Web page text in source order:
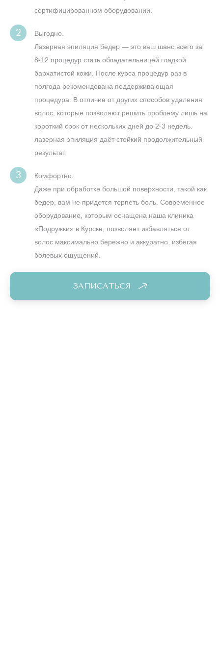
сертифицированном оборудовании.
Выгодно.
Лазерная эпиляция бедер — это ваш шанс всего за
8-12 процедур стать обладательницей гладкой
бархатистой кожи. После курса процедур раз в
полгода рекомендована поддерживающая
процедура. В отличие от других способов удаления
волос, которые позволяют решить проблему лишь на
короткий срок от нескольких дней до 2-3 недель.
лазерная эпиляция даёт стойкий продолжительный
результат.
Комфортно.
Даже при обработке большой поверхности, такой как
бедер, вам не придется терпеть боль. Современное
оборудование, которым оснащена наша клиника
«Подружки» в Курске, позволяет избавляться от
волос максимально бережно и аккуратно, избегая
болевых ощущений.
ЗАПИСАТЬСЯ